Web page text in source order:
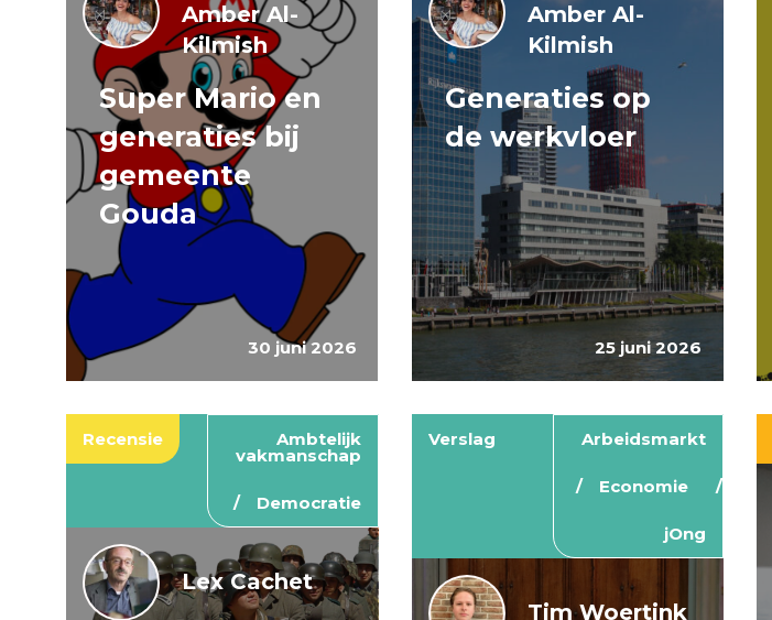
30 juni 2026
Amber Al-
Kilmish
Super Mario en
generaties bij
gemeente
Gouda
25 juni 2026
Amber Al-
Kilmish
Generaties op
de werkvloer
Recensie Ambtelijk
vakmanschap
Democratie
Lex Cachet
Verslag Arbeidsmarkt
Economie
jOng
Tim Woertink